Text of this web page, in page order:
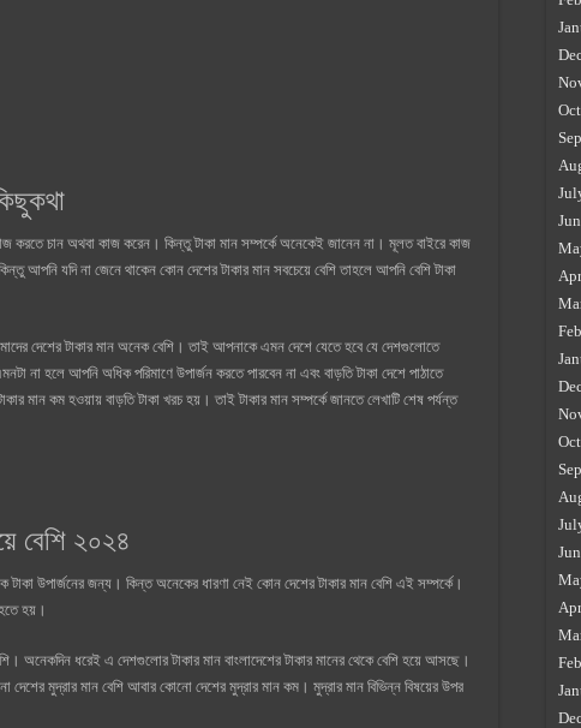
করতে চান অথবা কাজ করেন। কিন্তু টাকা মান সম্পর্কে অনেকেই জানেন না। মূলত বাইরে কাজ
আপনি যদি না জেনে থাকেন কোন দেশের টাকার মান সবচেয়ে বেশি তাহলে আপনি বেশি টাকা
দেশের টাকার মান অনেক বেশি। তাই আপনাকে এমন দেশে যেতে হবে যে দেশগুলোতে
না হলে আপনি অধিক পরিমাণে উপার্জন করতে পারবেন না এবং বাড়তি টাকা দেশে পাঠাতে
মান কম হওয়ায় বাড়তি টাকা খরচ হয়। তাই টাকার মান সম্পর্কে জানতে লেখাটি শেষ পর্যন্ত
বেশি ২০২৪
উপার্জনের জন্য। কিন্ত অনেকের ধারণা নেই কোন দেশের টাকার মান বেশি এই সম্পর্কে।
হয়।
অনেকদিন ধরেই এ দেশগুলোর টাকার মান বাংলাদেশের টাকার মানের থেকে বেশি হয়ে আসছে।
দেশের মুদ্রার মান বেশি আবার কোনো দেশের মুদ্রার মান কম। মুদ্রার মান বিভিন্ন বিষয়ের উপর